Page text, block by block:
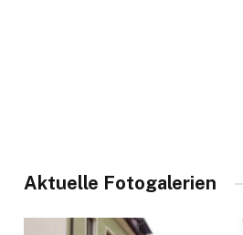
Aktuelle Fotogalerien